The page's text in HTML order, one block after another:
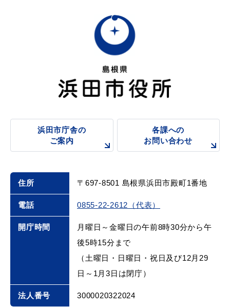
浜田市庁舎の
ご案内
各課への
お問い合わせ
住所 〒697-8501 島根県浜田市殿町1番地
電話 0855-22-2612（代表）
開庁時間
月曜日～金曜日の午前8時30分から午
後5時15分まで
（土曜日・日曜日・祝日及び12月29
日～1月3日は閉庁）
法人番号 3000020322024